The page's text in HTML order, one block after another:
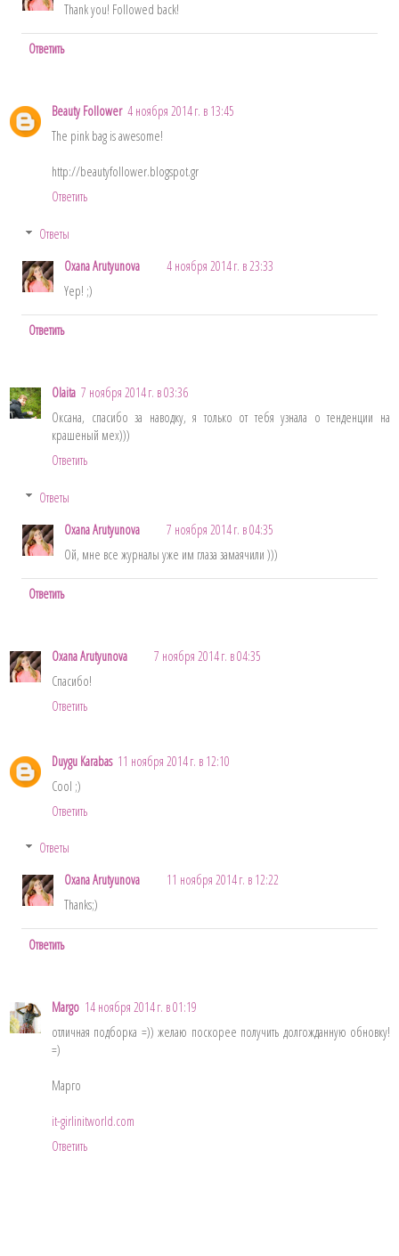
Thank you! Followed back!
Ответить
Beauty Follower 4 ноября 2014 г. в 13:45
The pink bag is awesome!
http://beautyfollower.blogspot.gr
Ответить
Ответы
Oxana Arutyunova
4 ноября 2014 г. в 23:33
Yep! ;)
Ответить
Olaita 7 ноября 2014 г. в 03:36
Оксана, спасибо за наводку, я только от тебя узнала о тенденции на
крашеный мех)))
Ответить
Ответы
Oxana Arutyunova
7 ноября 2014 г. в 04:35
Ой, мне все журналы уже им глаза замаячили )))
Ответить
Oxana Arutyunova
7 ноября 2014 г. в 04:35
Спасибо!
Ответить
Duygu Karabas 11 ноября 2014 г. в 12:10
Cool ;)
Ответить
Ответы
Oxana Arutyunova
11 ноября 2014 г. в 12:22
Thanks;)
Ответить
Margo 14 ноября 2014 г. в 01:19
отличная подборка =)) желаю поскорее получить долгожданную обновку!
=)
Марго
it-girlinitworld.com
Ответить